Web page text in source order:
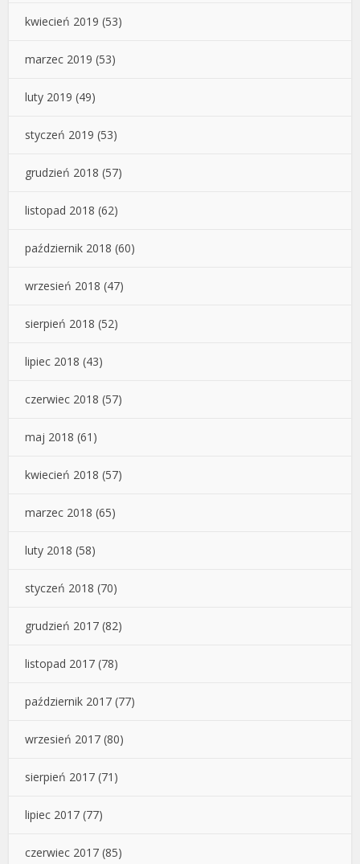
kwiecień 2019 (53)
marzec 2019 (53)
luty 2019 (49)
styczeń 2019 (53)
grudzień 2018 (57)
listopad 2018 (62)
październik 2018 (60)
wrzesień 2018 (47)
sierpień 2018 (52)
lipiec 2018 (43)
czerwiec 2018 (57)
maj 2018 (61)
kwiecień 2018 (57)
marzec 2018 (65)
luty 2018 (58)
styczeń 2018 (70)
grudzień 2017 (82)
listopad 2017 (78)
październik 2017 (77)
wrzesień 2017 (80)
sierpień 2017 (71)
lipiec 2017 (77)
czerwiec 2017 (85)